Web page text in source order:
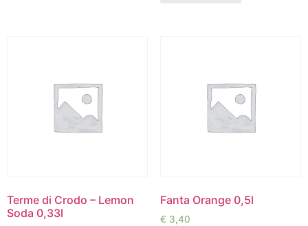
Terme di Crodo – Lemon
Soda 0,33l
Fanta Orange 0,5l
€ 3,40